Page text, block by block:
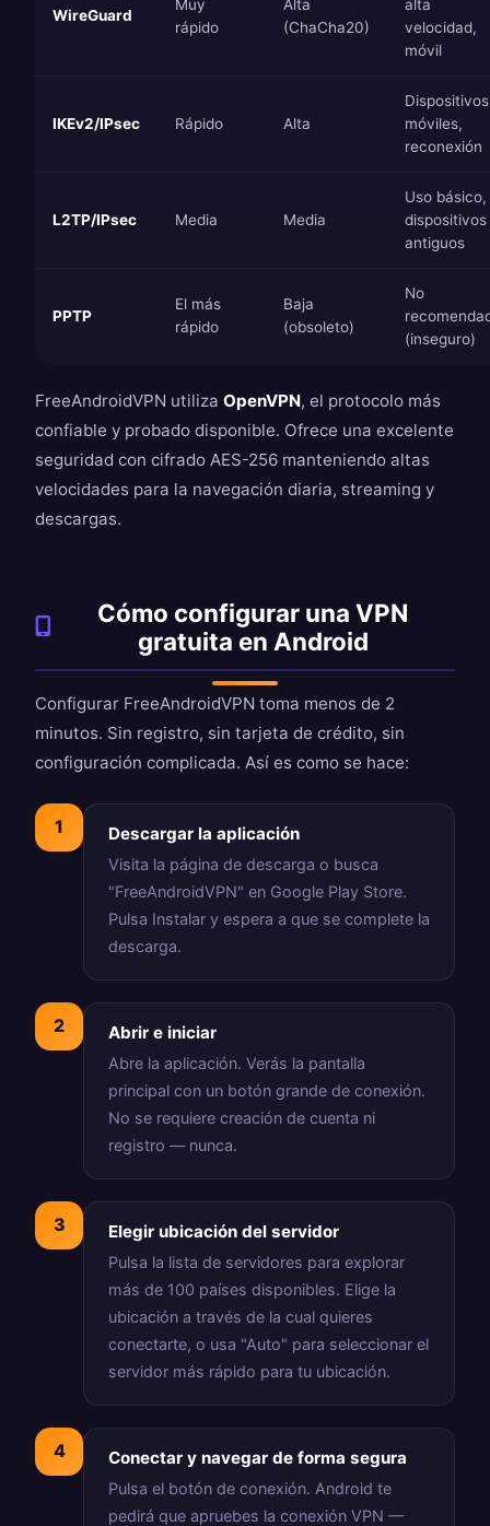
WireGuard
Muy
rápido
Alta
(ChaCha20)
alta
velocidad,
móvil
IKEv2/IPsec Rápido Alta
Dispositivos
móviles,
reconexión
L2TP/IPsec Media Media
Uso básico,
dispositivos
antiguos
PPTP
El más
rápido
Baja
(obsoleto)
No
(inseguro)
FreeAndroidVPN utiliza OpenVPN, el protocolo más
confiable y probado disponible. Ofrece una excelente
seguridad con cifrado AES-256 manteniendo altas
velocidades para la navegación diaria, streaming y
descargas.
Cómo configurar una VPN
gratuita en Android
Configurar FreeAndroidVPN toma menos de 2
minutos. Sin registro, sin tarjeta de crédito, sin
configuración complicada. Así es como se hace:
1 Descargar la aplicación
Visita la página de descarga o busca
"FreeAndroidVPN" en Google Play Store.
Pulsa Instalar y espera a que se complete la
descarga.
2 Abrir e iniciar
Abre la aplicación. Verás la pantalla
principal con un botón grande de conexión.
No se requiere creación de cuenta ni
registro — nunca.
3 Elegir ubicación del servidor
Pulsa la lista de servidores para explorar
más de 100 países disponibles. Elige la
ubicación a través de la cual quieres
conectarte, o usa "Auto" para seleccionar el
servidor más rápido para tu ubicación.
4 Conectar y navegar de forma segura
Pulsa el botón de conexión. Android te
pedirá que apruebes la conexión VPN —